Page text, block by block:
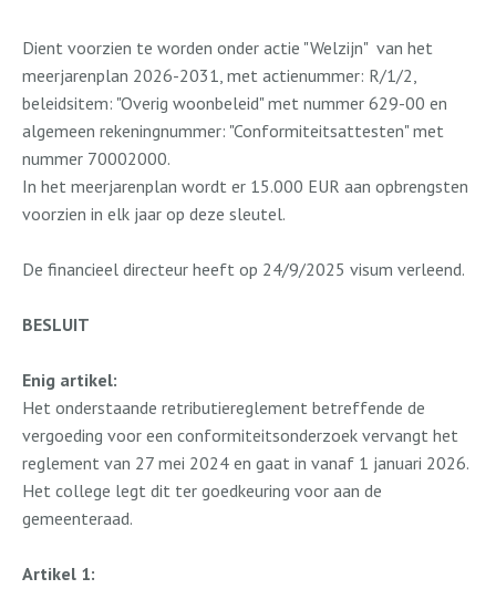
Dient voorzien te worden onder actie "Welzijn" van het
meerjarenplan 2026-2031, met actienummer: R/1/2,
beleidsitem: "Overig woonbeleid" met nummer 629-00 en
algemeen rekeningnummer: "Conformiteitsattesten" met
nummer 70002000.
In het meerjarenplan wordt er 15.000 EUR aan opbrengsten
voorzien in elk jaar op deze sleutel.
De financieel directeur heeft op 24/9/2025 visum verleend.
BESLUIT
Enig artikel:
Het onderstaande retributiereglement betreffende de
vergoeding voor een conformiteitsonderzoek vervangt het
reglement van 27 mei 2024 en gaat in vanaf 1 januari 2026.
Het college legt dit ter goedkeuring voor aan de
gemeenteraad.
Artikel 1: